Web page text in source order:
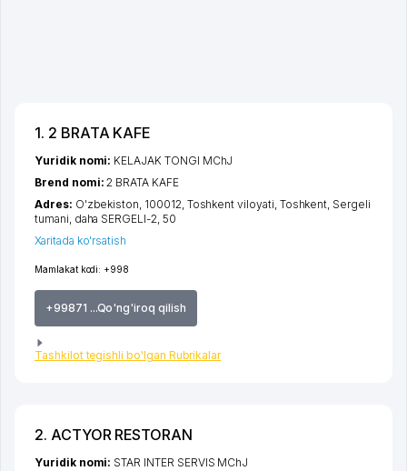
1. 2 BRATA KAFE
Mamlakat kodi: +998
+99871 ...Qo'ng'iroq qilish
Tashkilot tegishli bo'lgan Rubrikalar
Yuridik nomi: KELAJAK TONGI MChJ
Brend nomi:2 BRATA KAFE
Adres: O'zbekiston, 100012, Toshkent viloyati Toshkent Sergeli
tumani daha SERGELI-2 , 50
Xaritada ko'rsatish
2. ACTYOR RESTORAN
Yuridik nomi: STAR INTER SERVIS MChJ